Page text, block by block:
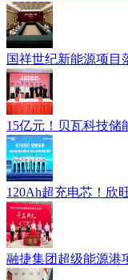
国祥世纪新能源项目
15亿元！贝瓦科技储
120Ah超充电芯！欣
融捷集团超级能源港